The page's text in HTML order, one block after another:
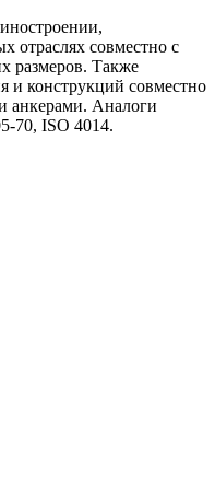
отраслях совместно с
размеров. Также
и конструкций совместно
анкерами. Аналоги
70, ISO 4014.